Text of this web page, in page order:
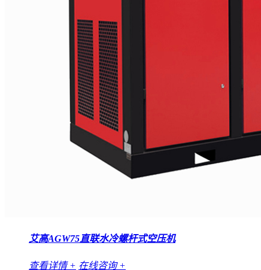
艾高AGW75直联水冷螺杆式空压机
查看详情 + 在线咨询 +